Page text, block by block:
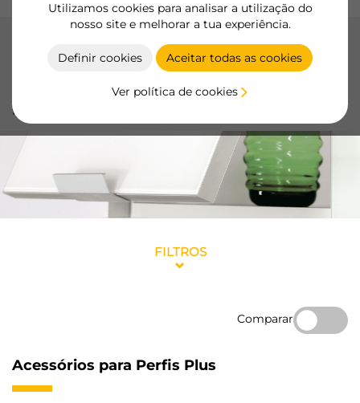
Utilizamos cookies para analisar a utilização do
nosso site e melhorar a tua experiência.
Definir cookies Aceitar todas as cookies
Ver política de cookies
Acessórios para Perfis Plus
projetados para garantir uma montagem perfeita e
funcional.
FILTROS
Comparar
Acessórios para Perfis Plus